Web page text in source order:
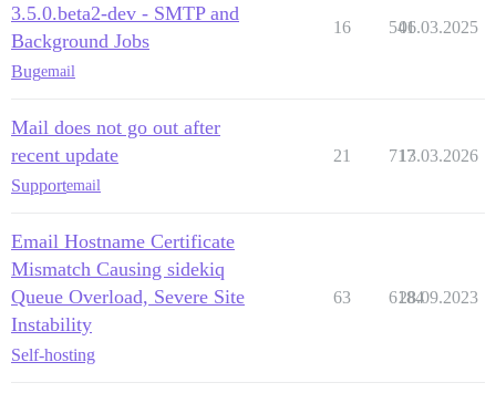
3.5.0.beta2-dev - SMTP and
Background Jobs
Bugemail
16 541
06.03.2025
Mail does not go out after
recent update
Supportemail
21 717
13.03.2026
Email Hostname Certificate
Mismatch Causing sidekiq
Queue Overload, Severe Site
Instability
Self-hosting
63 6184
28.09.2023